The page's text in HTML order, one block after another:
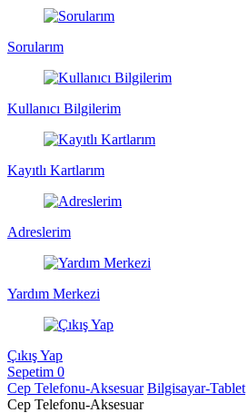
Sorularım
Kullanıcı Bilgilerim
Kayıtlı Kartlarım
Adreslerim
Yardım Merkezi
Çıkış Yap
Sepetim 0
Cep Telefonu-Aksesuar Bilgisayar-Tablet
Cep Telefonu-Aksesuar